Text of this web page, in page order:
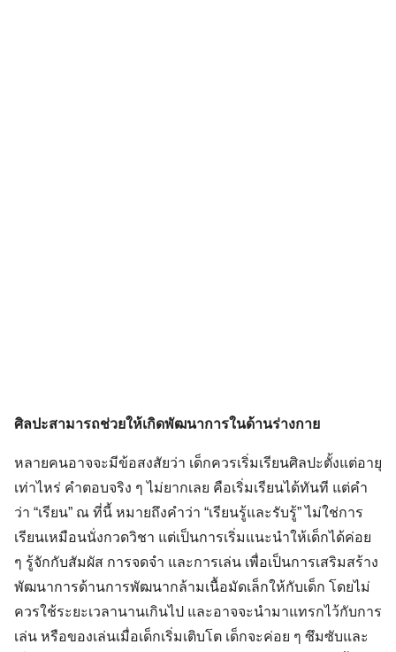
ศิลปะสามารถช่วยให้เกิดพัฒนาการในด้านร่างกาย
หลายคนอาจจะมีข้อสงสัยว่า เด็กควรเริ่มเรียนศิลปะตั้งแต่อายุ
เท่าไหร่ คำตอบจริง ๆ ไม่ยากเลย คือเริ่มเรียนได้ทันที แต่คำ
ว่า “เรียน” ณ ที่นี้ หมายถึงคำว่า “เรียนรู้และรับรู้” ไม่ใช่การ
เรียนเหมือนนั่งกวดวิชา แต่เป็นการเริ่มแนะนำให้เด็กได้ค่อย
ๆ รู้จักกับสัมผัส การจดจำ และการเล่น เพื่อเป็นการเสริมสร้าง
พัฒนาการด้านการพัฒนากล้ามเนื้อมัดเล็กให้กับเด็ก โดยไม่
ควรใช้ระยะเวลานานเกินไป และอาจจะนำมาแทรกไว้กับการ
เล่น หรือของเล่นเมื่อเด็กเริ่มเติบโต เด็กจะค่อย ๆ ซึมซับและ